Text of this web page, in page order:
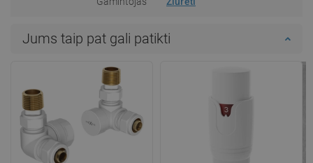
Jums taip pat gali patikti